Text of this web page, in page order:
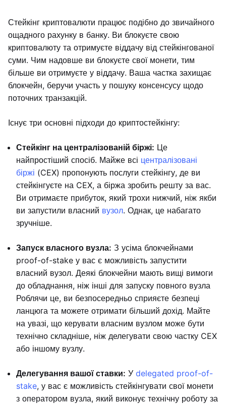
Стейкінг криптовалюти працює подібно до звичайного
ощадного рахунку в банку. Ви блокуєте свою
криптовалюту та отримуєте віддачу від стейкінгованої
суми. Чим надовше ви блокуєте свої монети, тим
більше ви отримуєте у віддачу. Ваша частка захищає
блокчейн, беручи участь у пошуку консенсусу щодо
поточних транзакцій.
Існує три основні підходи до криптостейкінгу:
Стейкінг на централізованій біржі: Це
найпростіший спосіб. Майже всі централізовані
біржі (CEX) пропонують послуги стейкінгу, де ви
стейкінгуєте на CEX, а біржа зробить решту за вас.
Ви отримаєте прибуток, який трохи нижчий, ніж якби
ви запустили власний вузол. Однак, це набагато
зручніше.
Запуск власного вузла: З усіма блокчейнами
proof-of-stake у вас є можливість запустити
власний вузол. Деякі блокчейни мають вищі вимоги
до обладнання, ніж інші для запуску повного вузла
Роблячи це, ви безпосередньо сприяєте безпеці
ланцюга та можете отримати більший дохід. Майте
на увазі, що керувати власним вузлом може бути
технічно складніше, ніж делегувати свою частку CEX
або іншому вузлу.
Делегування вашої ставки: У delegated proof-of-
stake, у вас є можливість стейкінгувати свої монети
з оператором вузла, який виконує технічну роботу за